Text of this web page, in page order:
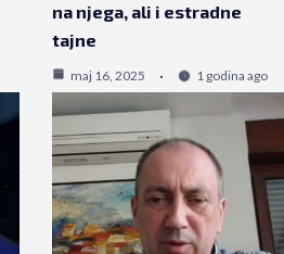
na njega, ali i estradne
tajne
maj 16, 2025 1 godina ago